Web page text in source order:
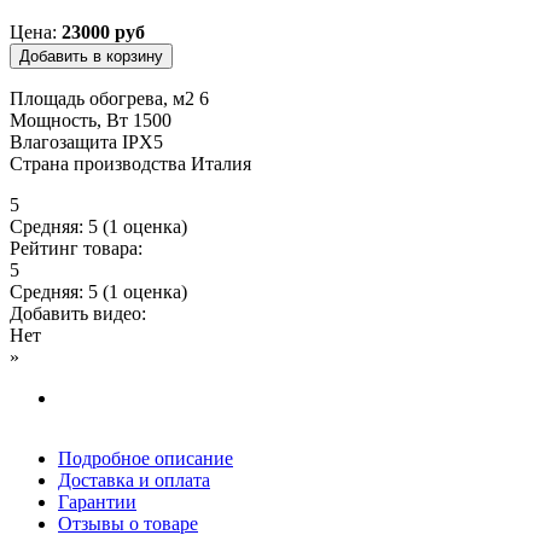
Цена: 23000 руб
Площадь обогрева, м2 6
Мощность, Вт 1500
Влагозащита IPX5
Страна производства Италия
5
Средняя: 5 (1 оценка)
Рейтинг товара:
5
Средняя: 5 (1 оценка)
Добавить видео:
Нет
»
Подробное описание
Доставка и оплата
Гарантии
Отзывы о товаре